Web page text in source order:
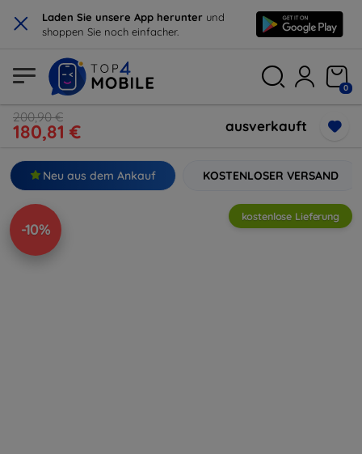
× Laden Sie unsere App herunter und
shoppen Sie noch einfacher.
0
200,90 €
180,81 € ausverkauft
Neu aus dem Ankauf KOSTENLOSER VERSAND
-10%
kostenlose Lieferung